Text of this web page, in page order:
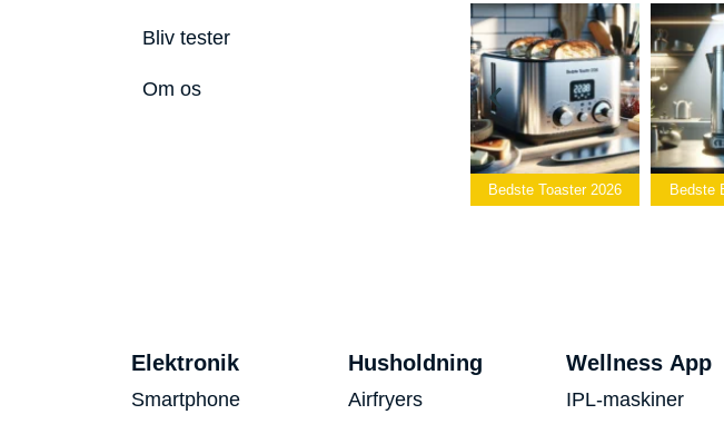
Bliv tester
Om os
Bedste Toaster 2026 Bedste Elkedel 2026
Elektronik
Smartphone
Husholdning
Airfryers
Wellness App
IPL-maskiner